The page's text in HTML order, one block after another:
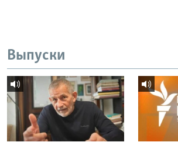
Выпуски